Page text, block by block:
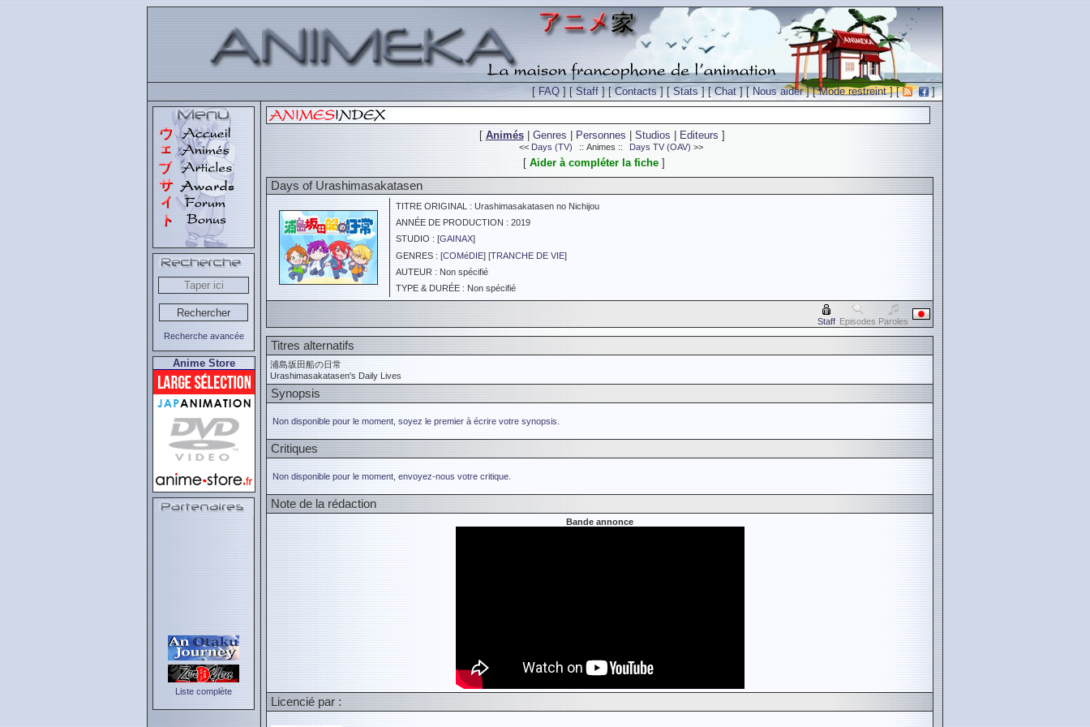
[FAQ ] [Staff ] [Contacts] [Stats] [Chat] [Nous aider] [Mode restreint] [ ]
Recherche avancée
Anime Store
Liste complète
[ Animés| Genres Personnes Studios Editeurs ]
<< Days (TV) :: Animes :: Days TV (OAV) >>
[ Aider à compléter la fiche]
Days of Urashimasakatasen
TITRE ORIGINAL : Urashimasakatasen no Nichijou
ANNÉE DE PRODUCTION : 2019
STUDIO : [GAINAX]
GENRES : [COMéDIE] [TRANCHE DE VIE]
AUTEUR : Non spécifié
TYPE & DURÉE : Non spécifié
Staff Episodes Paroles
Titres alternatifs
浦島坂田船の日常
Urashimasakatasen's Daily Lives
Synopsis
Non disponible pour le moment, soyez le premier à écrire votre synopsis.
Critiques
Non disponible pour le moment, envoyez-nous votre critique.
Note de la rédaction
Bande annonce
Licencié par :